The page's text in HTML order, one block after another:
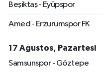
Beşiktaş - Eyüpspor
Amed - Erzurumspor FK
17 Ağustos, Pazartesi
Samsunspor - Göztepe